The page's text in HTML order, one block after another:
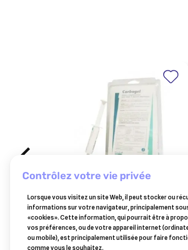
BIOVE
carbogel seringue
6,90 €
Ajouter au panier
contrôlez votre vie privée
Lorsque vous visitez un site Web, il peut stocker ou
informations sur votre navigateur, principalement
«cookies». Cette information, qui pourrait être à
vos préférences, ou de votre appareil internet
ou mobile), est principalement utilisée pour faire
comme vous le souhaitez.